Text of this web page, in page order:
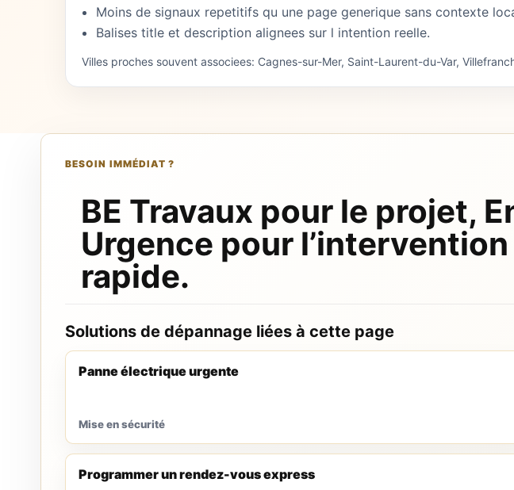
Moins de signaux repetitifs qu une page generique sans contexte
Balises title et description alignees sur l intention reelle.
Villes proches souvent associees: Cagnes-sur-Mer, Saint-Laurent-du-Var,
BESOIN IMMÉDIAT ?
BE Travaux pour le projet,
Urgence pour l’intervention
rapide.
Solutions de dépannage liées à cette page
Panne électrique urgente
Mise en sécurité
Programmer un rendez-vous express